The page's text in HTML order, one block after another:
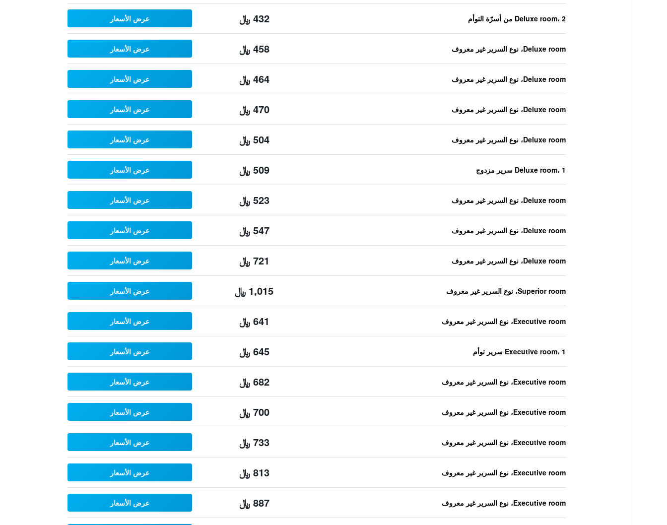
Deluxe room، 2 من أسرّة التوأم 432 ﷼ عرض الأسعار
Deluxe room، نوع السرير غير معروف 458 ﷼ عرض الأسعار
Deluxe room، نوع السرير غير معروف 464 ﷼ عرض الأسعار
Deluxe room، نوع السرير غير معروف 470 ﷼ عرض الأسعار
Deluxe room، نوع السرير غير معروف 504 ﷼ عرض الأسعار
Deluxe room، 1 سرير مزدوج 509 ﷼ عرض الأسعار
Deluxe room، نوع السرير غير معروف 523 ﷼ عرض الأسعار
Deluxe room، نوع السرير غير معروف 547 ﷼ عرض الأسعار
Deluxe room، نوع السرير غير معروف 721 ﷼ عرض الأسعار
Superior room، نوع السرير غير معروف 1,015 ﷼ عرض الأسعار
Executive room، نوع السرير غير معروف 641 ﷼ عرض الأسعار
Executive room، 1 سرير توأم 645 ﷼ عرض الأسعار
Executive room، نوع السرير غير معروف 682 ﷼ عرض الأسعار
Executive room، نوع السرير غير معروف 700 ﷼ عرض الأسعار
Executive room، نوع السرير غير معروف 733 ﷼ عرض الأسعار
Executive room، نوع السرير غير معروف 813 ﷼ عرض الأسعار
Executive room، نوع السرير غير معروف 887 ﷼ عرض الأسعار